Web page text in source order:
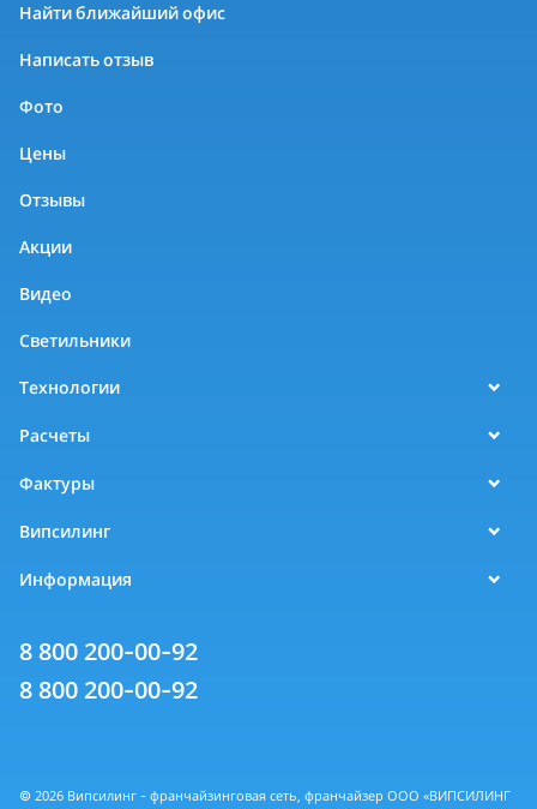
Найти ближайший офис
Написать отзыв
Фото
Цены
Отзывы
Акции
Видео
Светильники
Технологии
Расчеты
Фактуры
Випсилинг
Информация
8 800 200-00-92
8 800 200-00-92
© 2026 Випсилинг - франчайзинговая сеть, франчайзер ООО «ВИПСИЛИНГ